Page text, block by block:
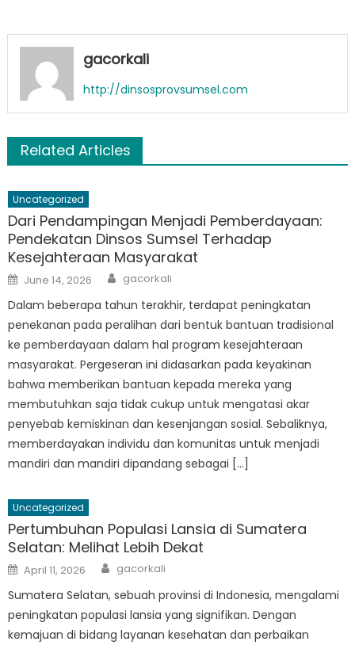
gacorkali
http://dinsosprovsumsel.com
Related Articles
Uncategorized
Dari Pendampingan Menjadi Pemberdayaan:
Pendekatan Dinsos Sumsel Terhadap
Kesejahteraan Masyarakat
Posted
on
June 14, 2026 Author
gacorkali
Dalam beberapa tahun terakhir, terdapat peningkatan
penekanan pada peralihan dari bentuk bantuan tradisional
ke pemberdayaan dalam hal program kesejahteraan
masyarakat. Pergeseran ini didasarkan pada keyakinan
bahwa memberikan bantuan kepada mereka yang
membutuhkan saja tidak cukup untuk mengatasi akar
penyebab kemiskinan dan kesenjangan sosial. Sebaliknya,
memberdayakan individu dan komunitas untuk menjadi
mandiri dan mandiri dipandang sebagai […]
Uncategorized
Pertumbuhan Populasi Lansia di Sumatera
Selatan: Melihat Lebih Dekat
Posted
on
April 11, 2026 Author
gacorkali
Sumatera Selatan, sebuah provinsi di Indonesia, mengalami
peningkatan populasi lansia yang signifikan. Dengan
kemajuan di bidang layanan kesehatan dan perbaikan